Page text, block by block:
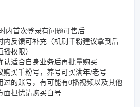
内首次登录有问题可售后
内反馈可补充（机刷千粉建议拿到后
权限）
认适合自身业务后再批量购买
购买千粉号，养号可买满年/老号
过的账号，有可能有0播视频以及其他
面担忧请购买白号